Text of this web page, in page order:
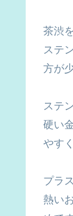
茶渋
ステ
方が
ステ
硬い
やす
プラ
熱い